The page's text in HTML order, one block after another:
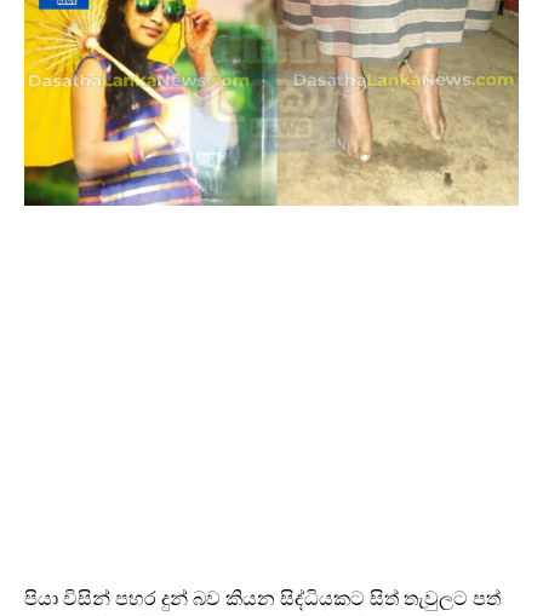
පියා විසින් පහර දුන් බව කියන සිද්ධියකට සිත් තැවුලට පත්